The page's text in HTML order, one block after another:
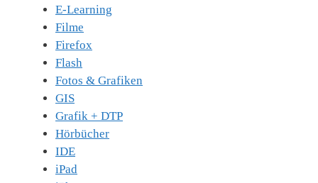
E-Learning
Filme
Firefox
Flash
Fotos & Grafiken
GIS
Grafik + DTP
Hörbücher
IDE
iPad